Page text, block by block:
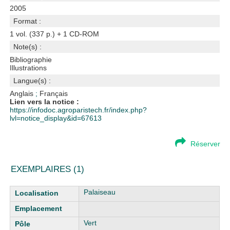
2005
Format :
1 vol. (337 p.) + 1 CD-ROM
Note(s) :
Bibliographie
Illustrations
Langue(s) :
Anglais ; Français
Lien vers la notice :
https://infodoc.agroparistech.fr/index.php?
lvl=notice_display&id=67613
Réserver
EXEMPLAIRES (1)
Liste des exemplaires Palaiseau
Vert